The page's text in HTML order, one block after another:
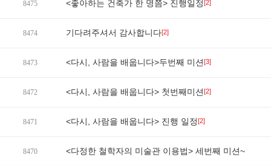
8475 <좋아하는 건축가 한 명쯤> 진행일정[2]
8474 기다려주셔서 감사합니다[2]
8473 <다시, 사람을 배웁니다>두번째 미션[3]
8472 <다시, 사람을 배웁니다> 첫번째미션[2]
8471 <다시, 사람을 배웁니다> 진행 일정[2]
8470 <다정한 철학자의 미술관 이용법> 세번째 미션~